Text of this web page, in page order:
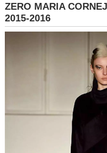
ZERO MARIA
2015-2016